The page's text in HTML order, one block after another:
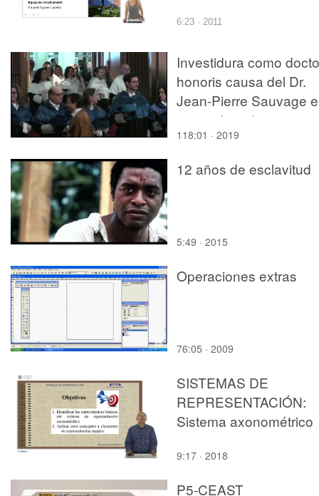
6:23 · 2011
Investidura como
honoris causa del Dr.
Jean-Pierre Sauvage e
investidura de nuevos
doctores y doctoras
118:01 · 2019
12 años de esclavitud
5:49 · 2015
Operaciones extras
76:05 · 2009
SISTEMAS DE
REPRESENTACIÓN:
Sistema axonométrico
9:17 · 2018
P5-CEAST